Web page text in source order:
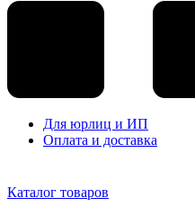
Для юрлиц и ИП
Оплата и доставка
Каталог товаров